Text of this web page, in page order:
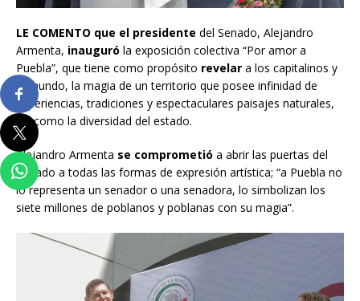
LE COMENTO que el presidente del Senado, Alejandro
Armenta, inauguró la exposición colectiva “Por amor a
Puebla”, que tiene como propósito revelar a los capitalinos y
al mundo, la magia de un territorio que posee infinidad de
experiencias, tradiciones y espectaculares paisajes naturales,
así como la diversidad del estado.
Alejandro Armenta se comprometió a abrir las puertas del
Senado a todas las formas de expresión artística; “a Puebla no
lo representa un senador o una senadora, lo simbolizan los
siete millones de poblanos y poblanas con su magia”.